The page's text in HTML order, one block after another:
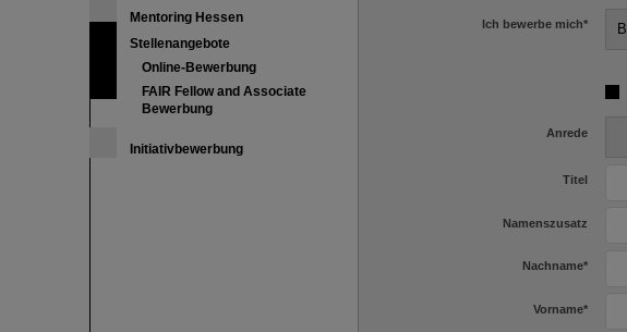
Mentoring Hessen
Stellenangebote
Online-Bewerbung
FAIR Fellow and Associate
Bewerbung
Initiativbewerbung
Ich bewerbe mich*
Anrede
Titel
Namenszusatz
Nachname*
Vorname*